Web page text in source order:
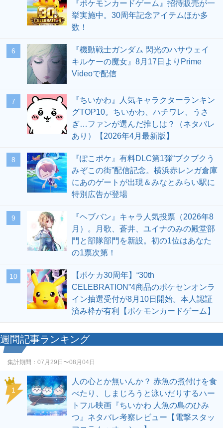
『ポケモンカードゲーム』招待販売が一
挙実施中。30周年記念アイテムほか多
数！
6
『機動戦士ガンダム 閃光のハサウェイ
キルケーの魔女』8月17日よりPrime
Videoで配信
7
『ちいかわ』人気キャラクターランキン
グTOP10。ちいかわ、ハチワレ、うさ
ぎ…ファンが選んだ推しは？（ネタバレ
あり）【2026年4月最新版】
8
『ぽこポケ』有料DLC第1弾“ブクブクう
みぞこの街”配信記念。横浜赤レンガ倉庫
にあのゲートが出現＆みなとみらい駅に
特別広告が登場
9
『ヘブバン』キャラ人気投票（2026年8
月）。月歌、蒼井、ユイナのみの殿堂部
門と部隊部門を新設。初の1位はあなた
の1票次第！
10
【ポケカ30周年】“30th
CELEBRATION”4商品のポケセンオンラ
イン抽選受付が8月10日開始。本人認証
済み枠が有利【ポケモンカードゲーム】
週間記事ランキング
集計期間： 07月29日〜08月04日
1
人の心とか無いんか？ 赤魚の煮付けを食
べたり、しまじろうと泳いだりするハー
トフル映画『ちいかわ 人魚の島のひみ
つ』ネタバレ考察レビュー【電撃スタッ